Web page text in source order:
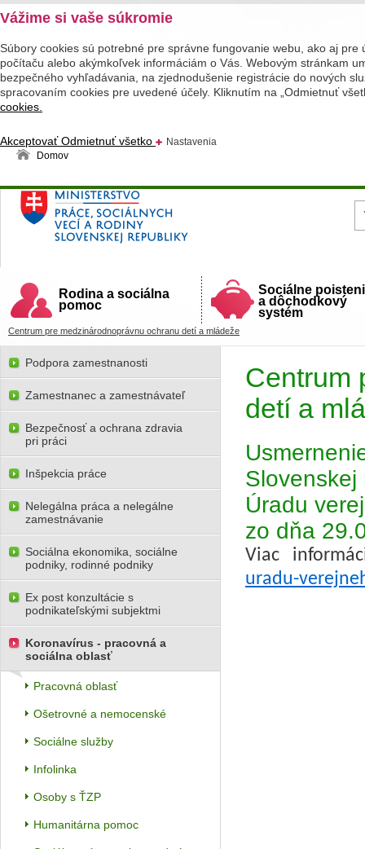
Vážime si vaše súkromie
Súbory cookies sú potrebné pre správne fungovanie webu, ako aj
počítaču alebo akýmkoľvek informáciám o Vás. Webovým stránkam
bezpečného vyhľadávania, na zjednodušenie registrácie do nových
spracovaním cookies pre uvedené účely. Kliknutím na „Odmietnuť
cookies.
AkceptovaťOdmietnuť všetko
Nastavenia
Domov
Ministerstvo práce, sociálnych vecí a rodiny
Slovenskej republiky
Rodina a sociálna
pomoc
Sociálne
a dôchodkový
systém
Centrum pre medzinárodnoprávnu ochranu detí a mládeže
Centrum
detí a
Úradu
zo dňa
Viac
uradu-
Podpora zamestnanosti
Zamestnanec a zamestnávateľ
Bezpečnosť a ochrana zdravia
pri práci
Inšpekcia práce
Nelegálna práca a nelegálne
zamestnávanie
Sociálna ekonomika, sociálne
podniky, rodinné podniky
Ex post konzultácie s
podnikateľskými subjektmi
Koronavírus - pracovná a
sociálna oblasť
Pracovná oblasť
Ošetrovné a nemocenské
Sociálne služby
Infolinka
Osoby s ŤZP
Humanitárna pomoc